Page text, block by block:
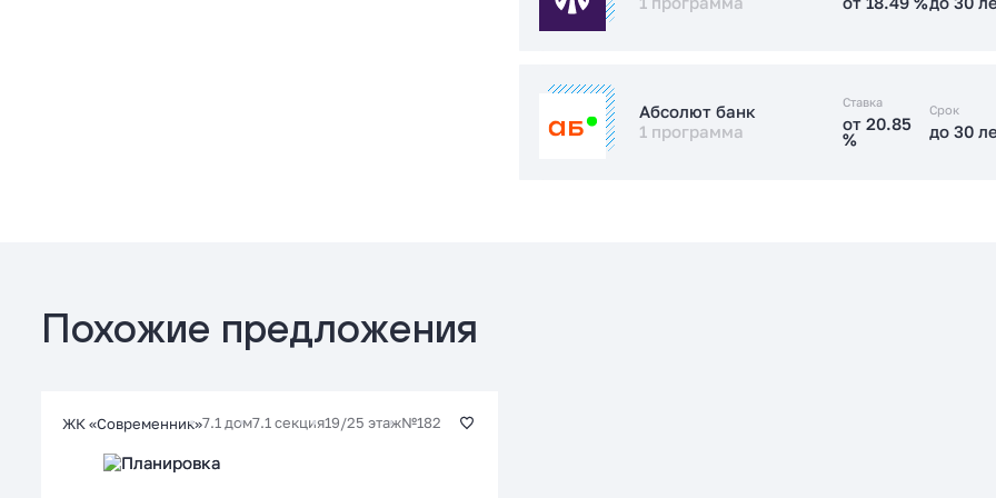
Стандартная
Абсолют банк
1 программа
Ставка
от 20.85
%
Срок
до 30
Похожие предложения
ЖК «Современник»7.1 дом7.1 секция19/25 этаж№182